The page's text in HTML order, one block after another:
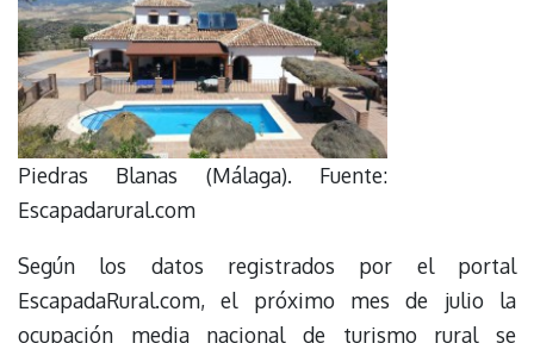
Piedras Blanas (Málaga). Fuente:
Escapadarural.com
Según los datos registrados por el portal
EscapadaRural.com, el próximo mes de julio la
ocupación media nacional de turismo rural se